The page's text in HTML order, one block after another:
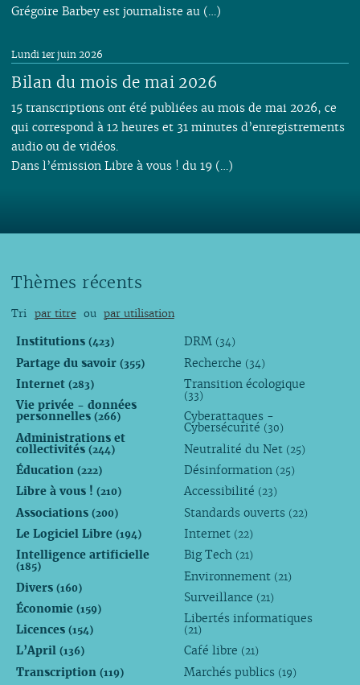
Grégoire Barbey est journaliste au (…)
Bilan du mois de mai 2026
Lundi 1er juin 2026
15 transcriptions ont été publiées au mois de mai 2026, ce
qui correspond à 12 heures et 31 minutes d’enregistrements
audio ou de vidéos.
Dans l’émission Libre à vous ! du 19 (…)
Thèmes récents
Tri par titre ou par utilisation
Institutions (423)
Partage du savoir (355)
Internet (283)
Vie privée - données
personnelles (266)
Administrations et
collectivités (244)
Éducation (222)
Libre à vous ! (210)
Associations (200)
Le Logiciel Libre (194)
Intelligence artificielle
(185)
Divers (160)
Économie (159)
Licences (154)
L’April (136)
Transcription (119)
DRM (34)
Recherche (34)
Transition écologique
(33)
Cyberattaques -
Cybersécurité (30)
Neutralité du Net (25)
Désinformation (25)
Accessibilité (23)
Standards ouverts (22)
Internet (22)
Big Tech (21)
Environnement (21)
Surveillance (21)
Libertés informatiques
(21)
Café libre (21)
Marchés publics (19)